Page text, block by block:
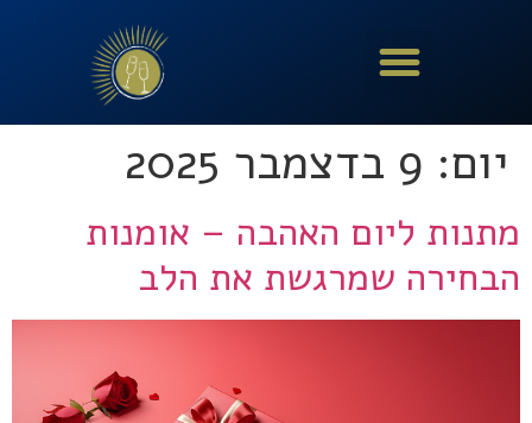
יום: 9 בדצמבר 2025
מתנות ליום האהבה – אומנות
הבחירה שמרגשת את הלב